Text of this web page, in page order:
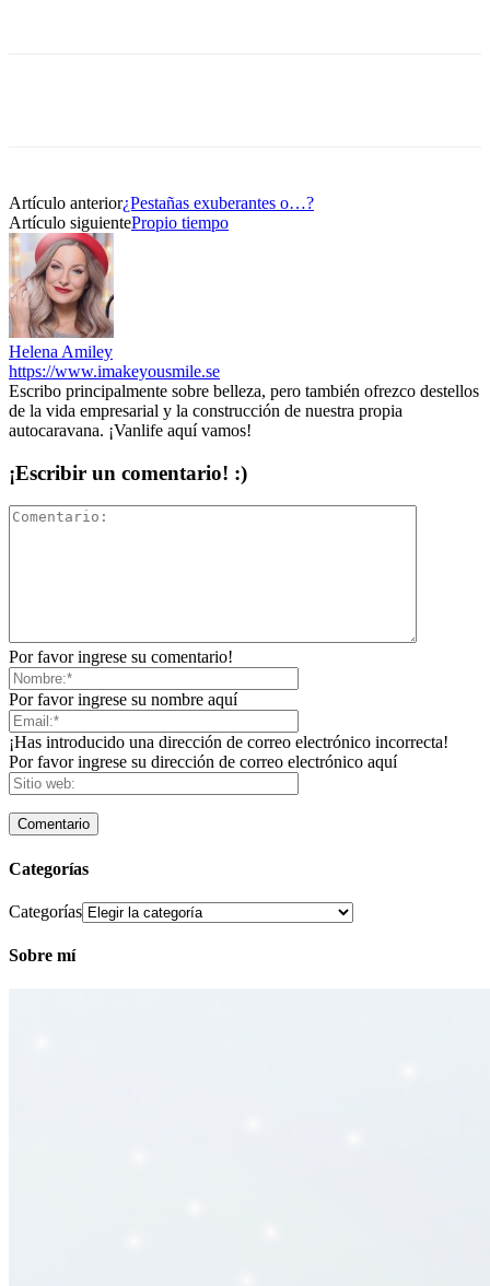
Artículo anterior¿Pestañas exuberantes o…?
Artículo siguientePropio tiempo
Helena Amiley
https://www.imakeyousmile.se
Escribo principalmente sobre belleza, pero también ofrezco destellos
de la vida empresarial y la construcción de nuestra propia
autocaravana. ¡Vanlife aquí vamos!
¡Escribir un comentario! :)
Por favor ingrese su comentario!
Por favor ingrese su nombre aquí
¡Has introducido una dirección de correo electrónico incorrecta!
Por favor ingrese su dirección de correo electrónico aquí
Categorías
Categorías
Sobre mí